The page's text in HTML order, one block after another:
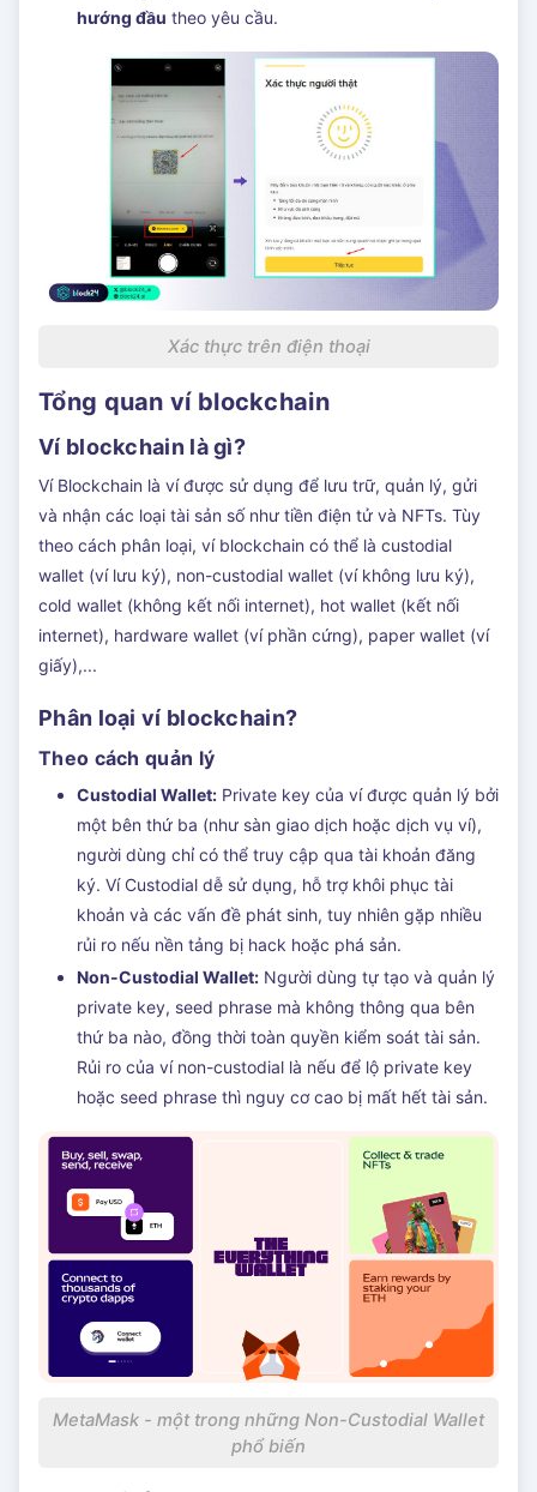
hướng đầu theo yêu cầu.
Xác thực trên điện thoại
Tổng quan ví blockchain
Ví blockchain là gì?
Ví Blockchain là ví được sử dụng để lưu trữ, quản lý, gửi
và nhận các loại tài sản số như tiền điện tử và NFTs. Tùy
theo cách phân loại, ví blockchain có thể là custodial
wallet (ví lưu ký), non-custodial wallet (ví không lưu ký),
cold wallet (không kết nối internet), hot wallet (kết nối
internet), hardware wallet (ví phần cứng), paper wallet (ví
giấy),...
Phân loại ví blockchain?
Theo cách quản lý
Custodial Wallet: Private key của ví được quản lý bởi
một bên thứ ba (như sàn giao dịch hoặc dịch vụ ví),
người dùng chỉ có thể truy cập qua tài khoản đăng
ký. Ví Custodial dễ sử dụng, hỗ trợ khôi phục tài
khoản và các vấn đề phát sinh, tuy nhiên gặp nhiều
rủi ro nếu nền tảng bị hack hoặc phá sản.
Non-Custodial Wallet: Người dùng tự tạo và quản lý
private key, seed phrase mà không thông qua bên
thứ ba nào, đồng thời toàn quyền kiểm soát tài sản.
Rủi ro của ví non-custodial là nếu để lộ private key
hoặc seed phrase thì nguy cơ cao bị mất hết tài sản.
MetaMask - một trong những Non-Custodial Wallet
phổ biến